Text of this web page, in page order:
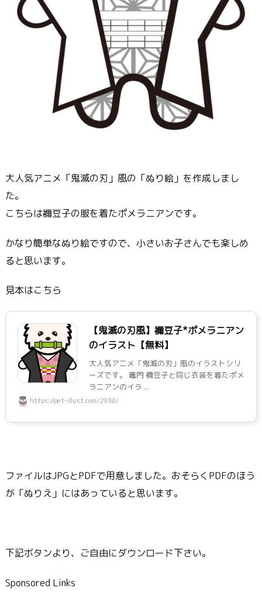
大人気アニメ「鬼滅の刃」風の「ぬり絵」を作成しまし
た。
こちらは禰豆子の服を着たポメラニアンです。
かなり簡単なぬり絵ですので、小さいお子さんでも楽しめ
ると思います。
見本はこちら
【鬼滅の刃風】禰豆子*ポメラニアン
のイラスト【無料】
大人気アニメ「鬼滅の刃」風のイラストシリ
ーズです。 竈門 禰豆子と同じ衣装を着たポメ
ラニアンのイラ ...
https://pet-illust.com/2938/
ファイルはJPGとPDFで用意しました。おそらくPDFのほう
が「ぬりえ」にはあっていると思います。
下記ボタンより、ご自由にダウンロード下さい。
Sponsored Links